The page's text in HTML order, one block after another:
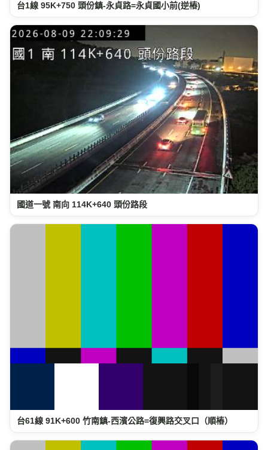
台1線 95K+750 頭份鎮-永貞路=永貞國小前(逆樁)
國道一號 南向 114K+640 頭份路段
台61線 91K+600 竹南鎮-西濱公路=復興路交叉口（順樁）